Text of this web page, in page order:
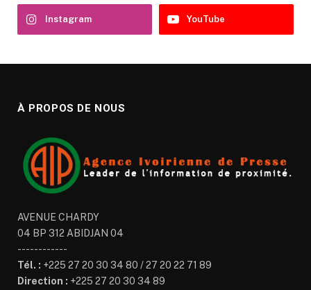
Instagram YouTube
À PROPOS DE NOUS
AVENUE CHARDY
04 BP 312 ABIDJAN 04
------------
Tél. : +225 27 20 30 34 80 / 27 20 22 71 89
Direction : +225 27 20 30 34 89